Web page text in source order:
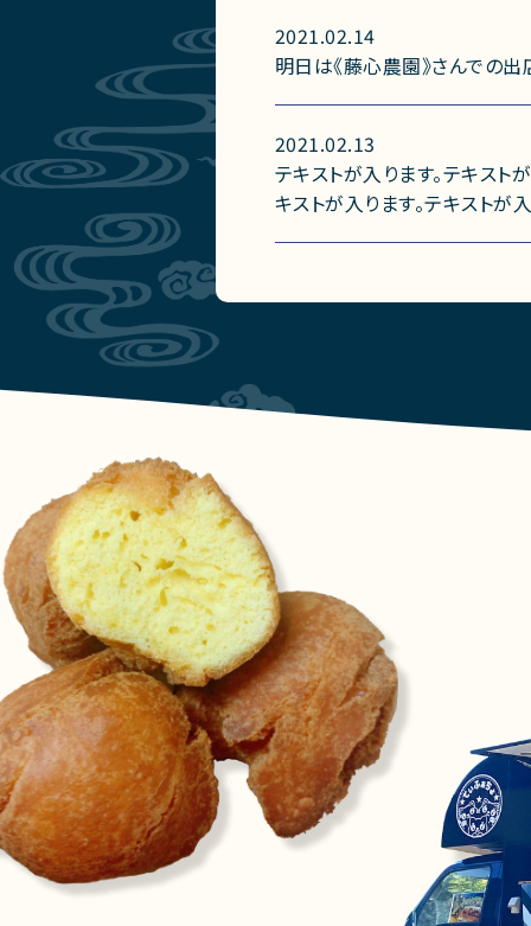
2021.02.14
明日は《藤心農園》さんでの
2021.02.13
テキストが入ります。テキスト
キストが入ります。テキストが